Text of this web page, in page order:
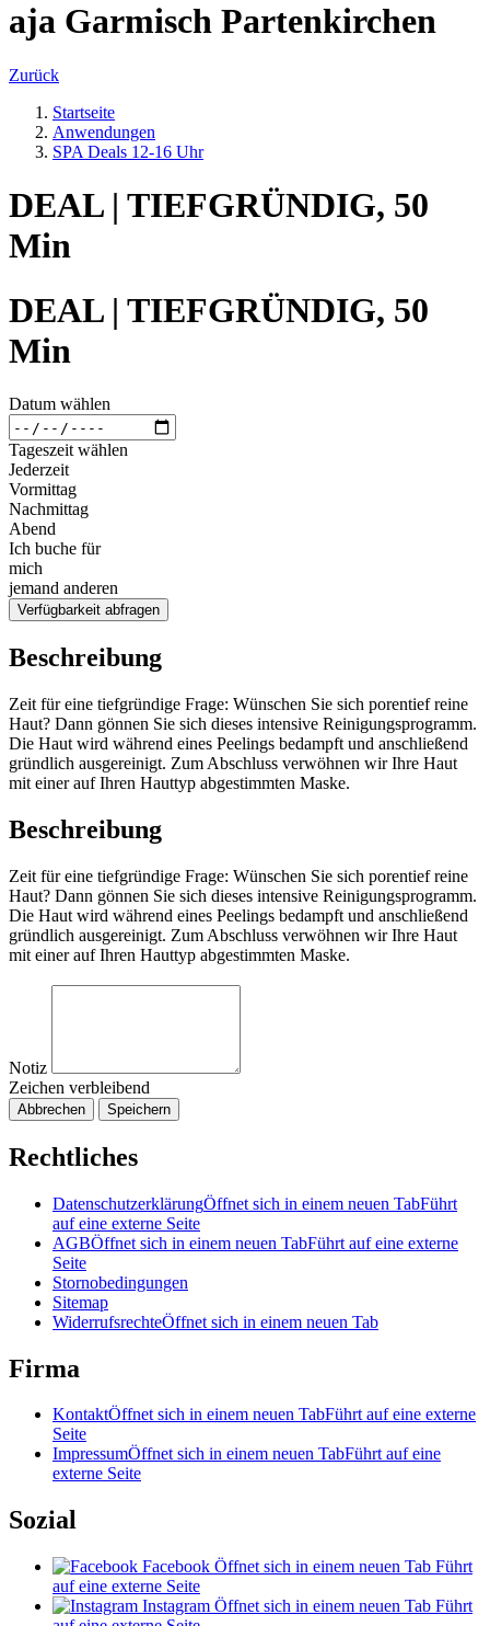
aja Garmisch Partenkirchen
Zurück
Startseite
Anwendungen
SPA Deals 12-16 Uhr
DEAL | TIEFGRÜNDIG, 50
Min
DEAL | TIEFGRÜNDIG, 50
Min
Datum wählen
Tageszeit wählen
Jederzeit
Vormittag
Nachmittag
Abend
Ich buche für
mich
jemand anderen
Verfügbarkeit abfragen
Beschreibung
Zeit für eine tiefgründige Frage: Wünschen Sie sich porentief reine
Haut? Dann gönnen Sie sich dieses intensive Reinigungsprogramm.
Die Haut wird während eines Peelings bedampft und anschließend
gründlich ausgereinigt. Zum Abschluss verwöhnen wir Ihre Haut
mit einer auf Ihren Hauttyp abgestimmten Maske.
Beschreibung
Zeit für eine tiefgründige Frage: Wünschen Sie sich porentief reine
Haut? Dann gönnen Sie sich dieses intensive Reinigungsprogramm.
Die Haut wird während eines Peelings bedampft und anschließend
gründlich ausgereinigt. Zum Abschluss verwöhnen wir Ihre Haut
mit einer auf Ihren Hauttyp abgestimmten Maske.
Notiz
Zeichen verbleibend
Abbrechen Speichern
Rechtliches
DatenschutzerklärungÖffnet sich in einem neuen TabFührt
auf eine externe Seite
AGBÖffnet sich in einem neuen TabFührt auf eine externe
Seite
Stornobedingungen
Sitemap
WiderrufsrechteÖffnet sich in einem neuen Tab
Firma
KontaktÖffnet sich in einem neuen TabFührt auf eine externe
Seite
ImpressumÖffnet sich in einem neuen TabFührt auf eine
externe Seite
Sozial
Facebook Öffnet sich in einem neuen Tab Führt
auf eine externe Seite
Instagram Öffnet sich in einem neuen Tab Führt